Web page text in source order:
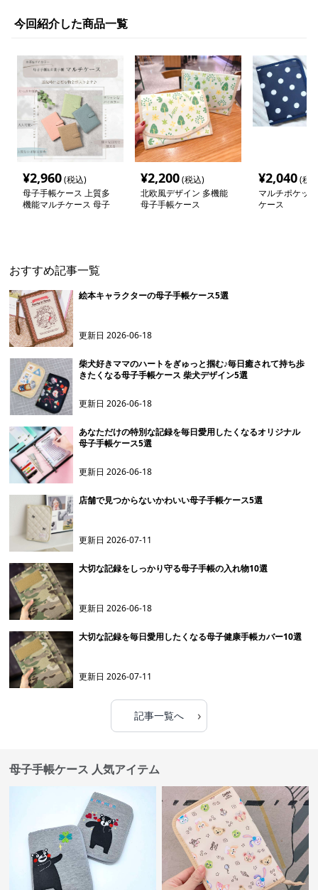
今回紹介した商品一覧
¥2,960(税込)
母子手帳ケース 上質多
機能マルチケース 母子
¥2,200(税込)
北欧風デザイン 多機能
母子手帳ケース
¥2,040(税
マルチポケッ
ケース
おすすめ記事一覧
絵本キャラクターの母子手帳ケース5選
更新日2026-06-18
柴犬好きママのハートをぎゅっと掴む♪毎日癒されて持ち歩
きたくなる母子手帳ケース 柴犬デザイン5選
更新日2026-06-18
あなただけの特別な記録を毎日愛用したくなるオリジナル
母子手帳ケース5選
更新日2026-06-18
店舗で見つからないかわいい母子手帳ケース5選
更新日2026-07-11
大切な記録をしっかり守る母子手帳の入れ物10選
更新日2026-06-18
大切な記録を毎日愛用したくなる母子健康手帳カバー10選
更新日2026-07-11
記事一覧へ ›
母子手帳ケース 人気アイテム